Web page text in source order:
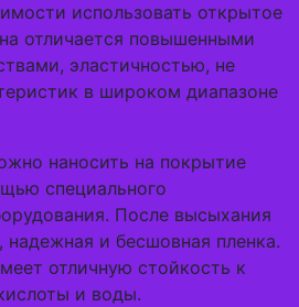
использовать открытое
отличается повышенными
эластичностью, не
в широком диапазоне
наносить на покрытие
специального
После высыхания
надежная и бесшовная пленка.
отличную стойкость к
и воды.